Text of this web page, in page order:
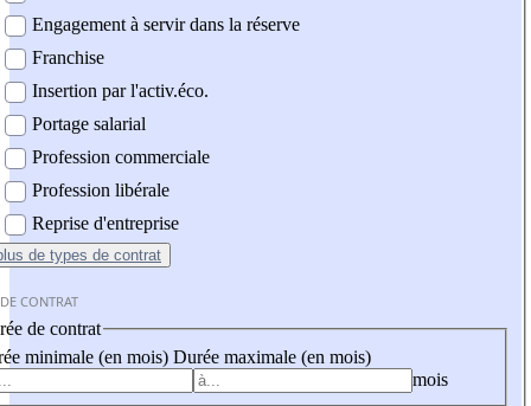
Engagement à servir dans la réserve
Franchise
Insertion par l'activ.éco.
Portage salarial
Profession commerciale
Profession libérale
Reprise d'entreprise
de types de contrat
CONTRAT
de contrat
minimale (en mois) Durée maximale (en mois)
mois